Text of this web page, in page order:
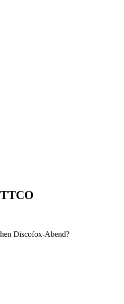
Discofox-Abend?